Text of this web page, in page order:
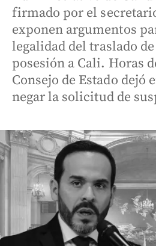
firmado por el
exponen argumentos
legalidad del traslado
posesión a Cali. Horas
Consejo de Estado dejó
negar la solicitud de